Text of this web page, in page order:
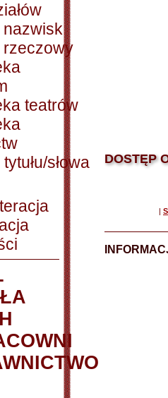
nazwisk
rzeczowy
teatrów
słowa
DOSTĘP
|